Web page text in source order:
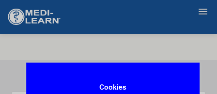
Cookies